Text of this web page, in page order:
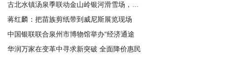
蒋红麟：把苗族剪纸带到威尼斯展览现场
中国银联联合泉州市博物馆举办“经济通途
华润万家在变革中寻求新突破 全面降价惠民